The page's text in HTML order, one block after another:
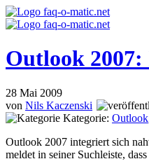
Outlook
28 Mai 2009
von Nils Kaczenski
Kategorie: Outlook
Outlook 2007 integriert sich
meldet in seiner Suchleiste,